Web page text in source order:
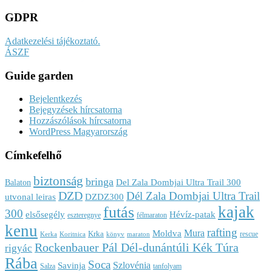
GDPR
Adatkezelési tájékoztató.
ÁSZF
Guide garden
Bejelentkezés
Bejegyzések hírcsatorna
Hozzászólások hírcsatorna
WordPress Magyarország
Címkefelhő
Balaton biztonság bringa Del Zala Dombjai Ultra Trail 300
utvonal leiras DZD DZDZ300 Dél Zala Dombjai Ultra Trail
300 elsősegély eszteregnye futás félmaraton Hévíz-patak kajak
kenu Kerka Koritnica Krka könyv maraton Moldva Mura rafting rescue
rigyác Rockenbauer Pál Dél-dunántúli Kék Túra
Rába Salza Savinja Soca Szlovénia tanfolyam